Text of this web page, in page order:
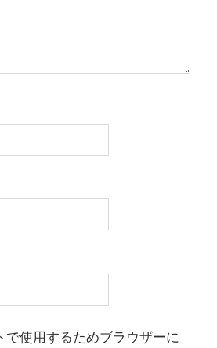
で使用するためブラウザーに